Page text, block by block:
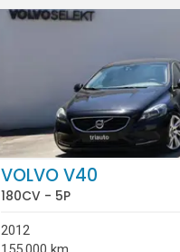
VOLVO V40
180CV - 5P
2012